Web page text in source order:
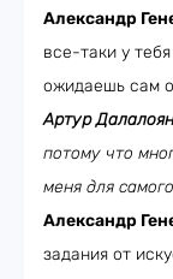
Александр
все-таки у
ожидаешь сам
Артур
потому что
меня для
Александр
задания от